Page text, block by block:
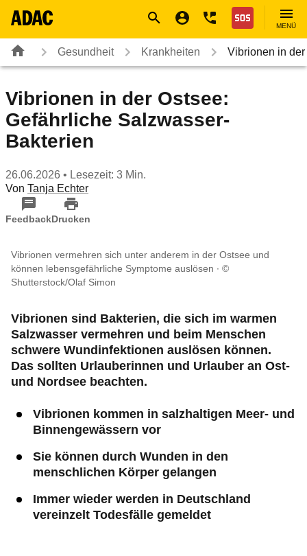
Nothilfe
MENÜ
Gesundheit Krankheiten Vibrionen in
Vibrionen in der Ostsee:
Gefährliche Salzwasser-
Bakterien
26.06.2026 • Lesezeit: 3 Min.
Von Tanja Echter
FeedbackDrucken
Vibrionen vermehren sich unter anderem in der Ostsee und
können lebensgefährliche Symptome auslösen
©
Shutterstock/Olaf Simon
Vibrionen sind Bakterien, die sich im warmen
Salzwasser vermehren und beim Menschen
schwere Wundinfektionen auslösen können.
Das sollten Urlauberinnen und Urlauber an Ost-
und Nordsee beachten.
Vibrionen kommen in salzhaltigen Meer- und
Binnengewässern vor
Sie können durch Wunden in den
menschlichen Körper gelangen
Immer wieder werden in Deutschland
vereinzelt Todesfälle gemeldet